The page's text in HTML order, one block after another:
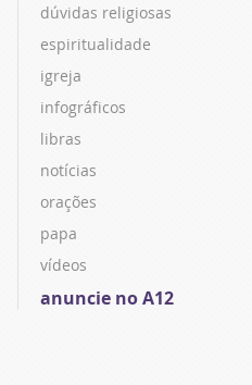
dúvidas religiosas
espiritualidade
igreja
infográficos
libras
notícias
orações
papa
vídeos
anuncie no A12